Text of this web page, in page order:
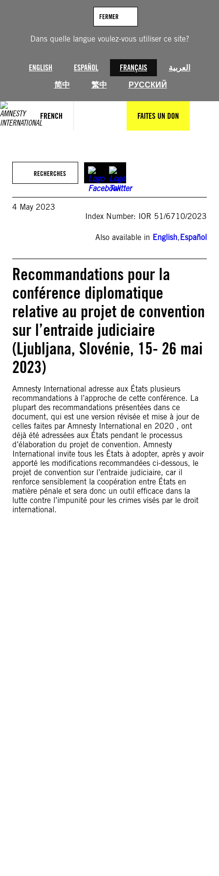
Dans quelle langue voulez-vous utiliser ce site?
ENGLISH ESPAÑOL FRANÇAIS
العربية
简中
繁中 РУССКИЙ
FERMER
FRENCH FAITES UN DON
RECHERCHES
4 May 2023
Index Number: IOR 51/6710/2023
Also available in English,Español
Recommandations pour la
conférence diplomatique
relative au projet de convention
sur l’entraide judiciaire
(Ljubljana, Slovénie, 15- 26 mai
2023)
Amnesty International adresse aux États plusieurs
recommandations à l’approche de cette conférence. La
plupart des recommandations présentées dans ce
document, qui est une version révisée et mise à jour de
celles faites par Amnesty International en 2020 , ont
déjà été adressées aux États pendant le processus
d’élaboration du projet de convention. Amnesty
International invite tous les États à adopter, après y avoir
apporté les modifications recommandées ci-dessous, le
projet de convention sur l’entraide judiciaire, car il
renforce sensiblement la coopération entre États en
matière pénale et sera donc un outil efficace dans la
lutte contre l’impunité pour les crimes visés par le droit
international.